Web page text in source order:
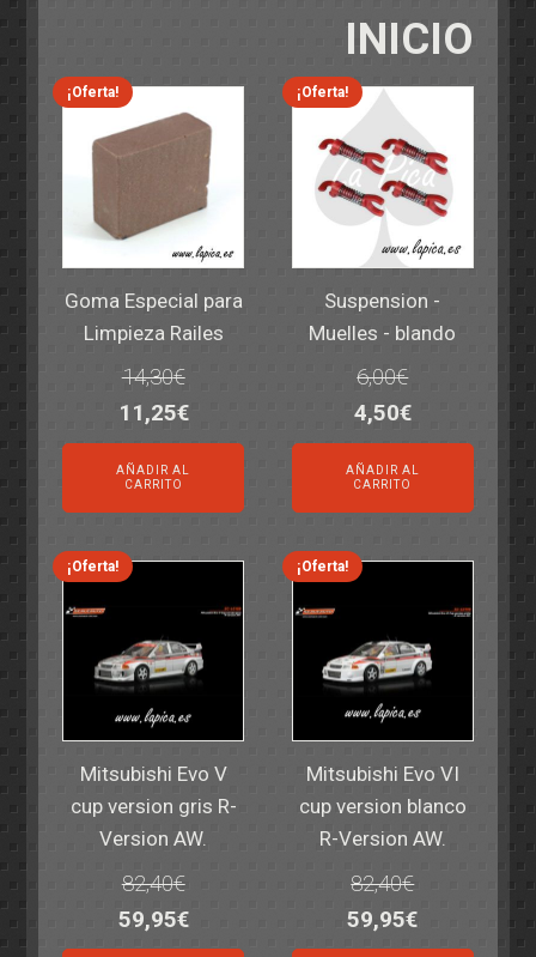
INICIO
¡Oferta!
Goma Especial para
Limpieza Railes
14,30€
El
precio
original
era:
14,30€.
11,25€El
precio
actual
es:
11,25€.
AÑADIR AL
CARRITO
¡Oferta!
Suspension -
Muelles - blando
6,00€
El
precio
original
era:
6,00€.
4,50€El
precio
actual
es:
4,50€.
AÑADIR AL
CARRITO
¡Oferta!
Mitsubishi Evo V
cup version gris R-
Version AW.
82,40€
El
59,95€El
¡Oferta!
Mitsubishi Evo VI
cup version blanco
R-Version AW.
82,40€
El
59,95€El